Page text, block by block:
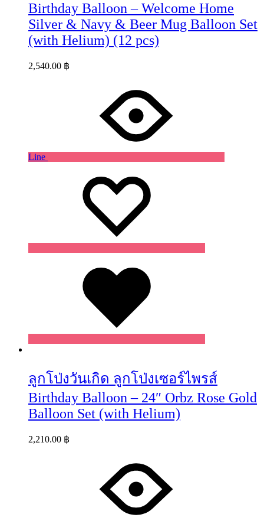
Birthday Balloon – Welcome Home
Silver & Navy & Beer Mug Balloon Set
(with Helium) (12 pcs)
2,540.00 ฿
Line
ลูกโป่งวันเกิด ลูกโป่งเซอร์ไพรส์
Birthday Balloon – 24″ Orbz Rose Gold
Balloon Set (with Helium)
2,210.00 ฿